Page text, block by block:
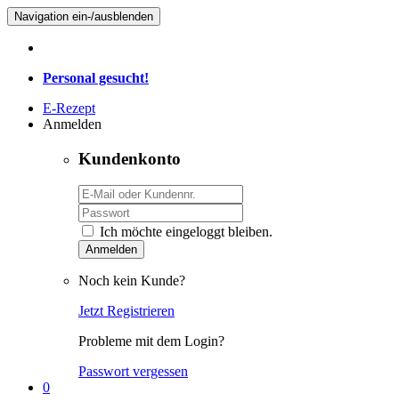
Navigation ein-/ausblenden
Personal gesucht!
E-Rezept
Anmelden
Kundenkonto
Ich möchte eingeloggt bleiben.
Anmelden
Noch kein Kunde?
Jetzt Registrieren
Probleme mit dem Login?
Passwort vergessen
0